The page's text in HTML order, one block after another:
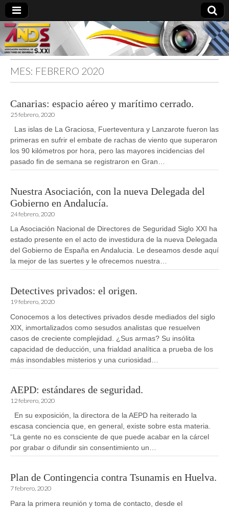
MES: FEBRERO 2020
Canarias: espacio aéreo y marítimo cerrado.
25 febrero, 2020
Las islas de La Graciosa, Fuerteventura y Lanzarote fueron las
primeras en sufrir el embate de rachas de viento que superaron
los 90 kilómetros por hora, pero las mayores incidencias del
pasado fin de semana se registraron en Gran…
Nuestra Asociación, con la nueva Delegada del
Gobierno en Andalucía.
24 febrero, 2020
La Asociación Nacional de Directores de Seguridad Siglo XXI ha
estado presente en el acto de investidura de la nueva Delegada
del Gobierno de España en Andalucia. Le deseamos desde aquí
la mejor de las suertes y le ofrecemos nuestra…
Detectives privados: el origen.
19 febrero, 2020
Conocemos a los detectives privados desde mediados del siglo
XIX, inmortalizados como sesudos analistas que resuelven
casos de creciente complejidad. ¿Sus armas? Su insólita
capacidad de deducción, una frialdad analítica a prueba de los
más insondables misterios y una curiosidad…
AEPD: estándares de seguridad.
12 febrero, 2020
En su exposición, la directora de la AEPD ha reiterado la
escasa conciencia que, en general, existe sobre esta materia.
“La gente no es consciente de que puede acabar en la cárcel
por grabar o difundir sin consentimiento un…
Plan de Contingencia contra Tsunamis en Huelva.
7 febrero, 2020
Para la primera reunión y toma de contacto, desde el